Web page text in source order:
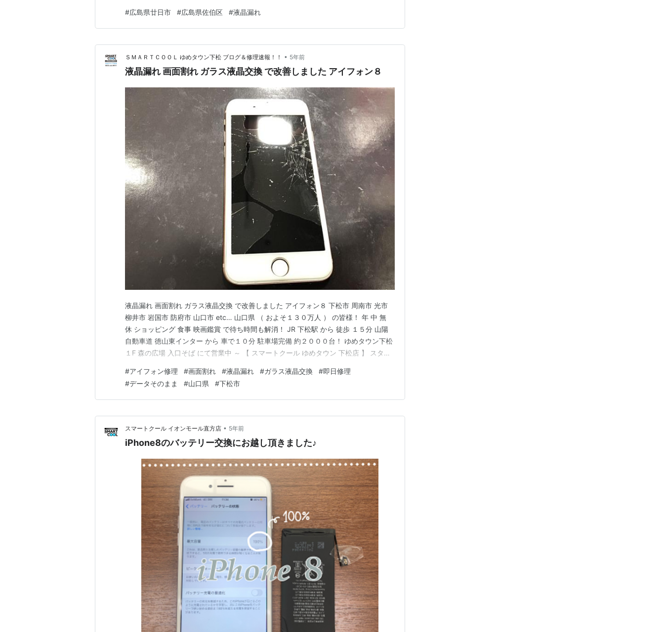
短30分 即日修理 ●iPad/iPod/…
#広島県廿日市 #広島県佐伯区 #液晶漏れ
ＳＭＡＲＴＣＯＯＬ ゆめタウン下松 ブログ＆修理速報！！ • 5年前
液晶漏れ 画面割れ ガラス液晶交換 で改善しました アイフォン８
液晶漏れ 画面割れ ガラス液晶交換 で改善しました アイフォン８ 下松市 周南市 光市
柳井市 岩国市 防府市 山口市 etc… 山口県 （ およそ１３０万人 ） の皆様！ 年 中 無
休 ショッピング 食事 映画鑑賞 で待ち時間も解消！ JR 下松駅 から 徒歩 １５分 山陽
自動車道 徳山東インター から 車で１０分 駐車場完備 約２０００台！ ゆめタウン下松
１F 森の広場 入口そば にて営業中 ～ 【 スマートクール ゆめタウン 下松店 】 スタッ
・ アイパッド 、 アイポッド修理 ( お預かり修理…
#アイフォン修理 #画面割れ #液晶漏れ #ガラス液晶交換 #即日修理
#データそのまま #山口県 #下松市
スマートクール イオンモール直方店 • 5年前
iPhone8のバッテリー交換にお越し頂きました♪